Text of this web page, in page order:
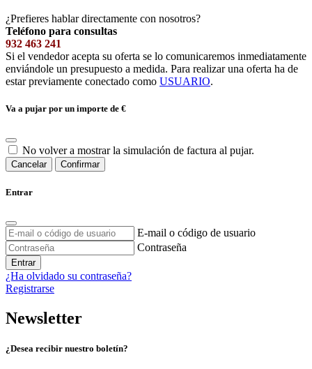
¿Prefieres hablar directamente con nosotros?
Teléfono para consultas
932 463 241
Si el vendedor acepta su oferta se lo comunicaremos inmediatamente
enviándole un presupuesto a medida. Para realizar una oferta ha de
estar previamente conectado como USUARIO.
Va a pujar por un importe de €
No volver a mostrar la simulación de factura al pujar.
Cancelar Confirmar
Entrar
E-mail o código de usuario
Contraseña
Entrar
¿Ha olvidado su contraseña?
Registrarse
Newsletter
¿Desea recibir nuestro boletín?